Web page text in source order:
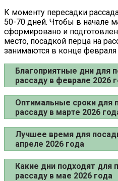
К моменту пересадки
50-70 дней. Чтобы в начале
сформировано и
место, посадкой перца на
занимаются в конце февраля
Благоприятные дни для
рассаду в феврале 2026
Оптимальные сроки для
рассаду в марте 2026
Лучшее время для
апреле 2026 года
Какие дни подходят для
рассаду в мае 2026 года